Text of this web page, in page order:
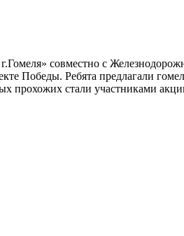
совместно с
Победы. Ребята предлагали
прохожих стали участниками